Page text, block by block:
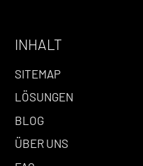
INHALT
SITEMAP
LÖSUNGEN
BLOG
ÜBER UNS